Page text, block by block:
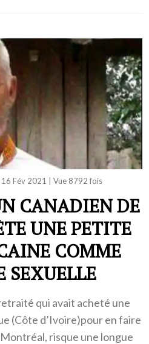
16 Fév 2021 Vue 8792 fois
CANADIEN DE
UNE PETITE
COMME
SEXUELLE
qui avait acheté une
(Côte d’Ivoire)pour en faire
risque une longue